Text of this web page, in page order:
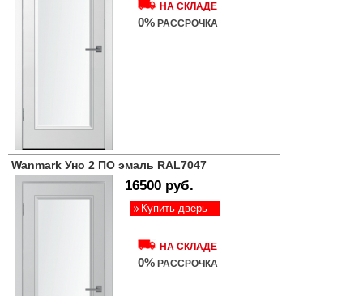
НА СКЛАДЕ
0% РАССРОЧКА
Wanmark Уно 2 ПО эмаль RAL7047
16500 руб.
Купить дверь
НА СКЛАДЕ
0% РАССРОЧКА